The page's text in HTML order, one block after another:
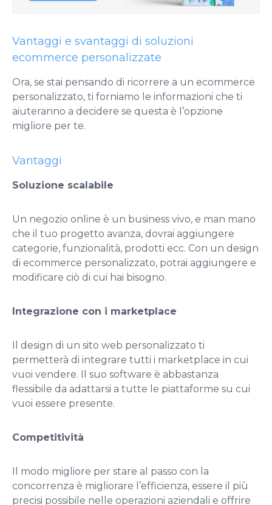
Vantaggi e svantaggi di soluzioni
ecommerce personalizzate
Ora, se stai pensando di ricorrere a un ecommerce
personalizzato, ti forniamo le informazioni che ti
aiuteranno a decidere se questa è l’opzione
migliore per te.
Vantaggi
Soluzione scalabile
Un negozio online è un business vivo, e man mano
che il tuo progetto avanza, dovrai aggiungere
categorie, funzionalità, prodotti ecc. Con un design
di ecommerce personalizzato, potrai aggiungere e
modificare ciò di cui hai bisogno.
Integrazione con i marketplace
Il design di un sito web personalizzato ti
permetterà di integrare tutti i marketplace in cui
vuoi vendere. Il suo software è abbastanza
flessibile da adattarsi a tutte le piattaforme su cui
vuoi essere presente.
Competitività
Il modo migliore per stare al passo con la
concorrenza è migliorare l’efficienza, essere il più
precisi possibile nelle operazioni aziendali e offrire